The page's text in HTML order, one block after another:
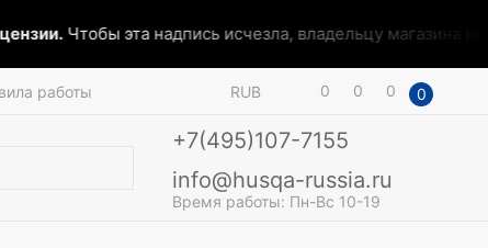
Чтобы эта надпись исчезла, владельцу магазина
работы RUB 0 0 0 0
+7(495)107-7155
info@husqa-russia.ru
Время работы: Пн-Вс 10-19